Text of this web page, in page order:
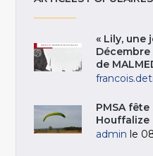
« Lily, une
Décembre
de
PMSA
Houffalize
admin le